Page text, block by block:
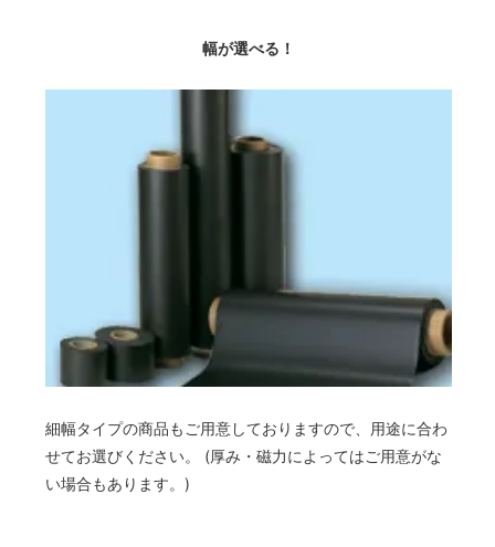
幅が選べる！
細幅タイプの商品もご用意しておりますので、用途に合わ
せてお選びください。 (厚み・磁力によってはご用意がな
い場合もあります。)